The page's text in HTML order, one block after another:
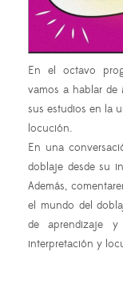
En el octavo
vamos a hablar de
sus estudios en la
locución.
En una
doblaje desde su
Además,
el mundo del
de aprendizaje
interpretación y